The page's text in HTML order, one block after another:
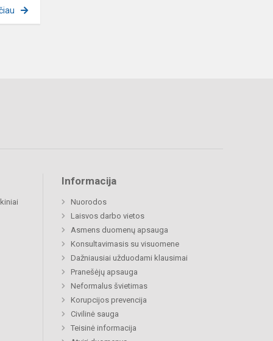
Informacija
Nuorodos
Laisvos darbo vietos
Asmens duomenų apsauga
Konsultavimasis su visuomene
Dažniausiai užduodami klausimai
Pranešėjų apsauga
Neformalus švietimas
Korupcijos prevencija
Civilinė sauga
Teisinė informacija